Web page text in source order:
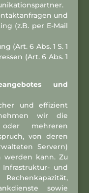
und
(z.B. per E-Mail
(Art. 6 Abs. 1 S. 1
(Art. 6 Abs. 1
und
und effizient
wir die
mehreren
von deren
Servern)
werden kann. Zu
und
sowie